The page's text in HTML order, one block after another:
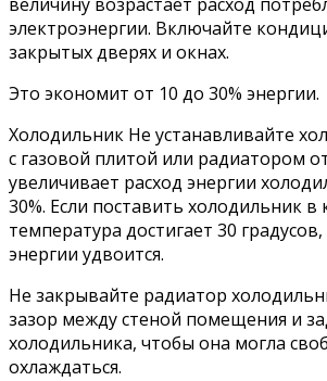
электроэнергии. Включайте
закрытых дверях и окнах.
Это экономит от 10 до 30% энергии.
Холодильник Не устанавливайте
с газовой плитой или радиатором
увеличивает расход энергии
30%. Если поставить холодильник в
температура достигает 30
энергии удвоится.
Не закрывайте радиатор
зазор между стеной помещения и
холодильника, чтобы она могла
охлаждаться.